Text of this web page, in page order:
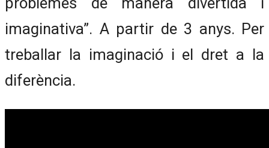
imaginativa”. A partir de 3 anys. Per
treballar la imaginació i el dret a la
diferència.